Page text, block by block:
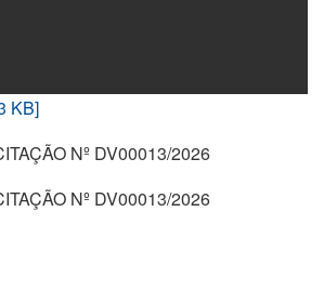
KB]
Nº DV00013/2026
Nº DV00013/2026